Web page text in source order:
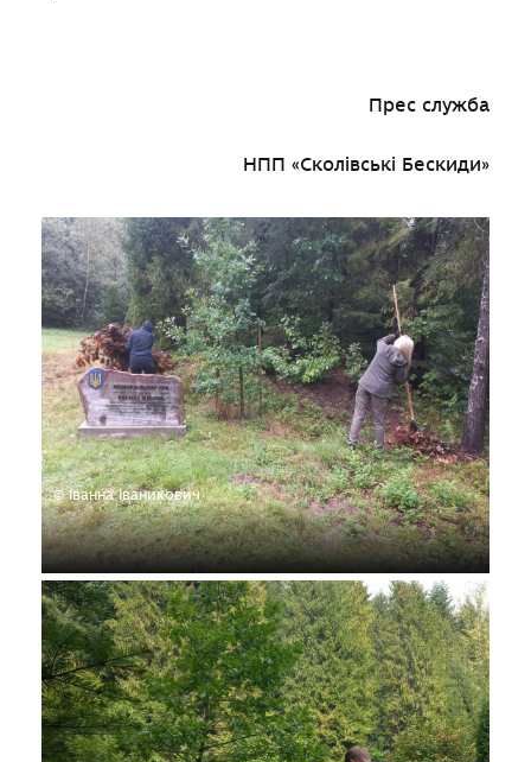
Прес служба
НПП «Сколівські Бескиди»
© Іванна Іваникович